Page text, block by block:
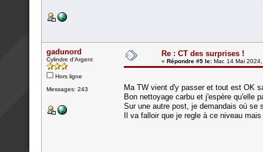
gadunord
Cylindre d'Argent
Hors ligne
Messages: 243
Re : CT des surprises !
« Répondre #5 le: Mar. 14 Mai
Ma TW vient d'y passer et tout est OK
Bon nettoyage carbu et j'espère qu'elle
Sur une autre post, je demandais où se
Il va falloir que je regle à ce niveau